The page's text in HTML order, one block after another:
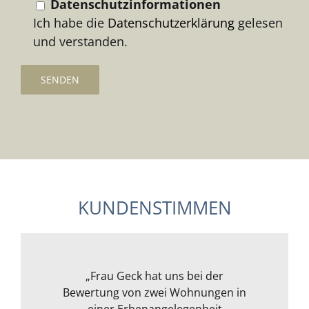
Datenschutzinformationen
Ich habe die Datenschutzerklärung gelesen
und verstanden.
KUNDENSTIMMEN
„Frau Geck hat uns bei der
Bewertung von zwei Wohnungen in
„Wir wollten ein Kapitalanlageobjekt
im Rheingau von Frau Geck prüfen
„Ich war erst unsicher, da ich mich
mit der Materie überhaupt nicht
Frau Geck hat für uns eine Wohnung
in Mainz begutachtet und wir
„Meine Frau und ich können Frau
Geck uneingeschränkt